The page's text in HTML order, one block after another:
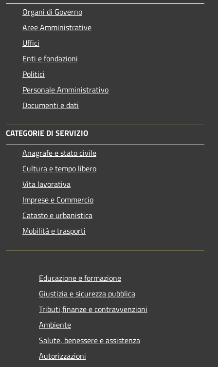
Organi di Governo
Aree Amministrative
Uffici
Enti e fondazioni
Politici
Personale Amministrativo
Documenti e dati
CATEGORIE DI SERVIZIO
Anagrafe e stato civile
Cultura e tempo libero
Vita lavorativa
Imprese e Commercio
Catasto e urbanistica
Mobilità e trasporti
Educazione e formazione
Giustizia e sicurezza pubblica
Tributi,finanze e contravvenzioni
Ambiente
Salute, benessere e assistenza
Autorizzazioni